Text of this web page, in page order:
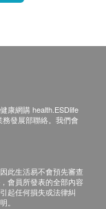
康網購 health.ESDlife
發展部聯絡。我們會
此生活易不會預先審查
會員所發表的全部內容
起任何損失或法律糾
。